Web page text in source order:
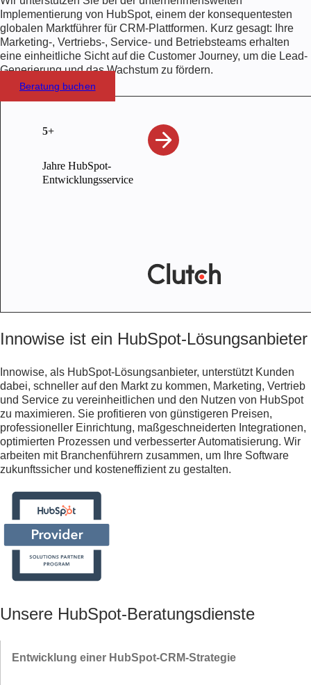
Implementierung von HubSpot, einem der konsequentesten
globalen Marktführer für CRM-Plattformen. Kurz gesagt: Ihre
Marketing-, Vertriebs-, Service- und Betriebsteams erhalten
eine einheitliche Sicht auf die Customer Journey, um die Lead-
Generierung und das Wachstum zu fördern.
Beratung buchen
5+
Jahre HubSpot-
Entwicklungsservice
Innowise ist ein HubSpot-Lösungsanbieter
Innowise, als HubSpot-Lösungsanbieter, unterstützt Kunden
dabei, schneller auf den Markt zu kommen, Marketing, Vertrieb
und Service zu vereinheitlichen und den Nutzen von HubSpot
zu maximieren. Sie profitieren von günstigeren Preisen,
professioneller Einrichtung, maßgeschneiderten Integrationen,
optimierten Prozessen und verbesserter Automatisierung. Wir
arbeiten mit Branchenführern zusammen, um Ihre Software
zukunftssicher und kosteneffizient zu gestalten.
Unsere HubSpot-Beratungsdienste
Entwicklung einer HubSpot-CRM-Strategie